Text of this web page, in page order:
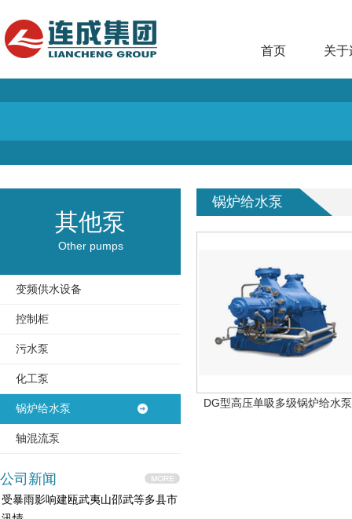
首页 关于
其他泵
Other pumps
变频供水设备
控制柜
污水泵
化工泵
锅炉给水泵
轴混流泵
公司新闻
受暴雨影响建瓯武夷山邵武等多县市
锅炉给水泵
DG型高压单吸多级锅炉给水泵